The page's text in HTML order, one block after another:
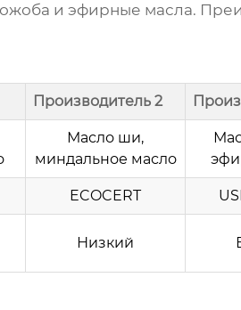
и эфирные масла.
Производитель 2
Масло ши,
миндальное масло
ECOCERT
Низкий